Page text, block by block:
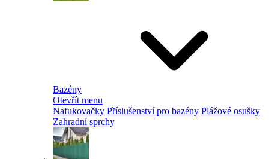
Bazény
Otevřít menu
Nafukovačky Příslušenství pro bazény Plážové osušky
Zahradní sprchy